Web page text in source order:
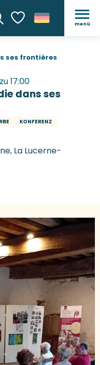
Voir les favoris
menü
ses frontières
17:00
dans ses
KONFERENZ
La Lucerne-